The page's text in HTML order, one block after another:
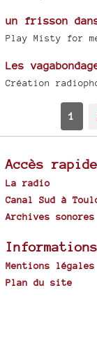
un frisson
Play Misty for
Les
Création
1
Accès rapide
La radio
Canal Sud à
Archives sonores
Informations
Mentions légales
Plan du site